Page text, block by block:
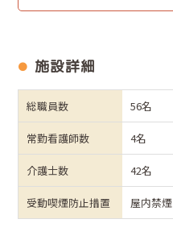
施設詳細
総職員数 56名
常勤看護師数 4名
介護士数 42名
受動喫煙防止措置 屋内禁煙